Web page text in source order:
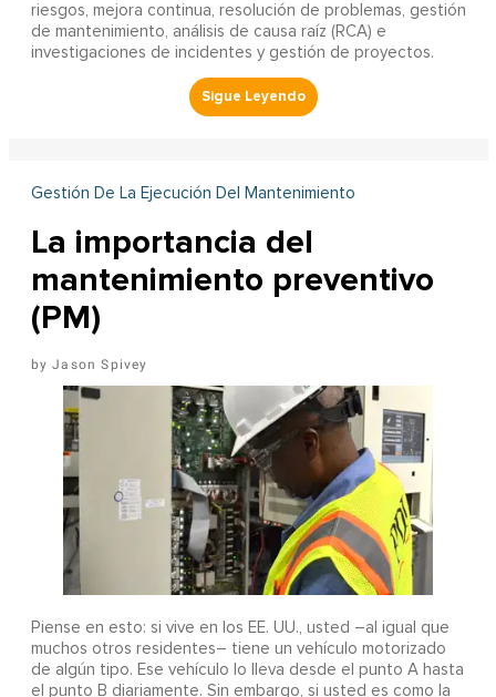
riesgos, mejora continua, resolución de problemas, gestión
de mantenimiento, análisis de causa raíz (RCA) e
investigaciones de incidentes y gestión de proyectos.
Gestión De La Ejecución Del Mantenimiento
La importancia del
mantenimiento preventivo
(PM)
Jason Spivey
Piense en esto: si vive en los EE. UU., usted –al igual que
muchos otros residentes– tiene un vehículo motorizado
de algún tipo. Ese vehículo lo lleva desde el punto A hasta
el punto B diariamente. Sin embargo, si usted es como la